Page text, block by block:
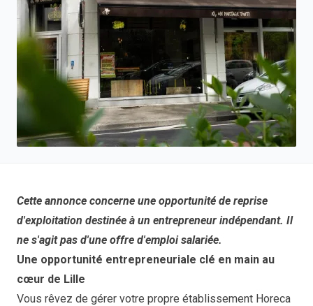
Cette annonce concerne une opportunité de reprise
d'exploitation destinée à un entrepreneur indépendant. Il
ne s'agit pas d'une offre d'emploi salariée.
Une opportunité entrepreneuriale clé en main au
cœur de Lille
Vous rêvez de gérer votre propre établissement Horeca